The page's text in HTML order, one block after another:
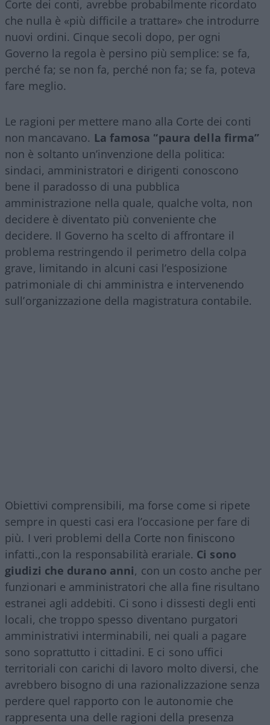
Corte dei conti, avrebbe probabilmente ricordato
che nulla è «più difficile a trattare» che introdurre
nuovi ordini. Cinque secoli dopo, per ogni
Governo la regola è persino più semplice: se fa,
perché fa; se non fa, perché non fa; se fa, poteva
fare meglio.
Le ragioni per mettere mano alla Corte dei conti
non mancavano. La famosa “paura della firma”
non è soltanto un’invenzione della politica:
sindaci, amministratori e dirigenti conoscono
bene il paradosso di una pubblica
amministrazione nella quale, qualche volta, non
decidere è diventato più conveniente che
decidere. Il Governo ha scelto di affrontare il
problema restringendo il perimetro della colpa
grave, limitando in alcuni casi l’esposizione
patrimoniale di chi amministra e intervenendo
sull’organizzazione della magistratura contabile.
Obiettivi comprensibili, ma forse come si ripete
sempre in questi casi era l’occasione per fare di
più. I veri problemi della Corte non finiscono
infatti.,con la responsabilità erariale. Ci sono
giudizi che durano anni, con un costo anche per
funzionari e amministratori che alla fine risultano
estranei agli addebiti. Ci sono i dissesti degli enti
locali, che troppo spesso diventano purgatori
amministrativi interminabili, nei quali a pagare
sono soprattutto i cittadini. E ci sono uffici
territoriali con carichi di lavoro molto diversi, che
avrebbero bisogno di una razionalizzazione senza
perdere quel rapporto con le autonomie che
rappresenta una delle ragioni della presenza